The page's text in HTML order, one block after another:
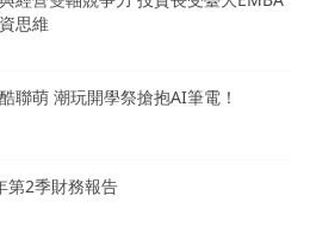
思維
聯萌 潮玩開學祭搶抱AI筆電！
第2季財務報告